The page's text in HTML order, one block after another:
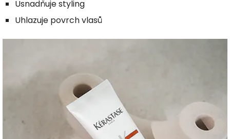
Usnadňuje styling
Uhlazuje povrch vlasů